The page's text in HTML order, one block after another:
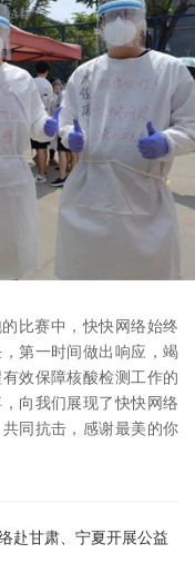
比赛中，快快网络始终
第一时间做出响应，竭
效保障核酸检测工作的
向我们展现了快快网络
同抗击，感谢最美的你
赴甘肃、宁夏开展公益